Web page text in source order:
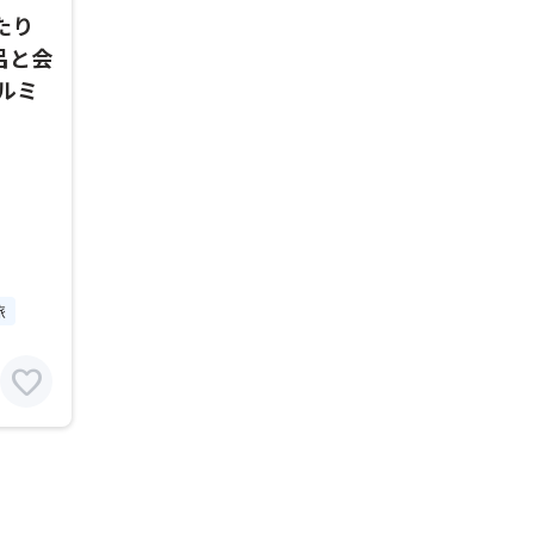
り
と会
ミ
favorite